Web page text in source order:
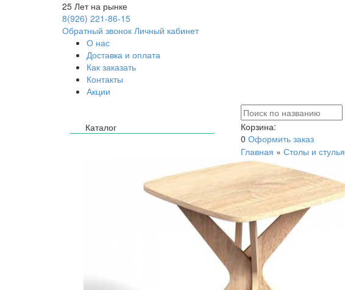
25 Лет на рынке
8(926) 221-86-15
Обратный звонок Личный кабинет
О нас
Доставка и оплата
Как заказать
Контакты
Акции
Каталог
Корзина:
0 Оформить заказ
Главная » Столы и стулья